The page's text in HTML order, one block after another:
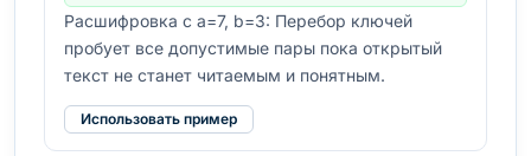
Расшифровка с a=7, b=3: Перебор ключей
пробует все допустимые пары пока открытый
текст не станет читаемым и понятным.
Использовать пример